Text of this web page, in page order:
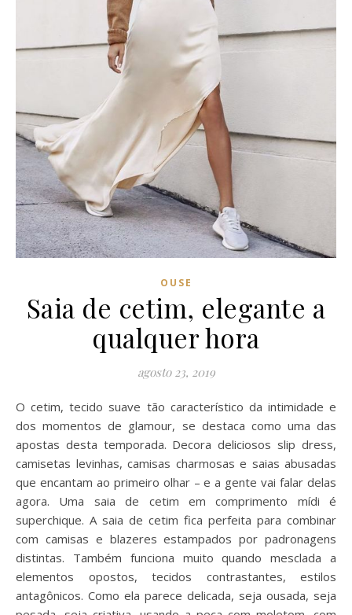
OUSE
Saia de cetim, elegante a
qualquer hora
agosto 23, 2019
O cetim, tecido suave tão característico da intimidade e
dos momentos de glamour, se destaca como uma das
apostas desta temporada. Decora deliciosos slip dress,
camisetas levinhas, camisas charmosas e saias abusadas
que encantam ao primeiro olhar – e a gente vai falar delas
agora. Uma saia de cetim em comprimento mídi é
superchique. A saia de cetim fica perfeita para combinar
com camisas e blazeres estampados por padronagens
distintas. Também funciona muito quando mesclada a
elementos opostos, tecidos contrastantes, estilos
antagônicos. Como ela parece delicada, seja ousada, seja